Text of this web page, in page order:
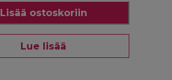
Lisää ostoskoriin
Lue lisää